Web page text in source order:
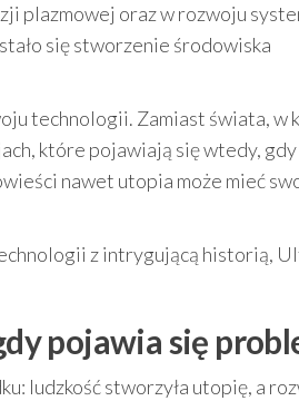
plazmowej oraz w rozwoju
się stworzenie środowiska
technologii. Zamiast świata, w
które pojawiają się wtedy, gdy
nawet utopia może mieć
z intrygującą historią,
pojawia się
ludzkość stworzyła utopię, a